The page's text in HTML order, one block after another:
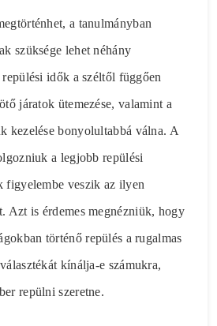
a tanulmányban
szüksége lehet néhány
idők a széltől függően
járatok ütemezése, valamint a
kezelése bonyolultabbá válna. A
a legjobb repülési
figyelembe veszik az ilyen
Azt is érdemes megnézniük, hogy
történő repülés a rugalmas
kínálja-e számukra,
repülni szeretne.